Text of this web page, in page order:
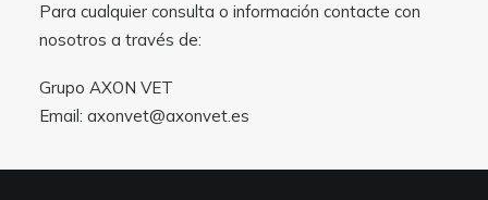
Para cualquier consulta o información contacte con
nosotros a través de:
Grupo AXON VET
Email: axonvet@axonvet.es